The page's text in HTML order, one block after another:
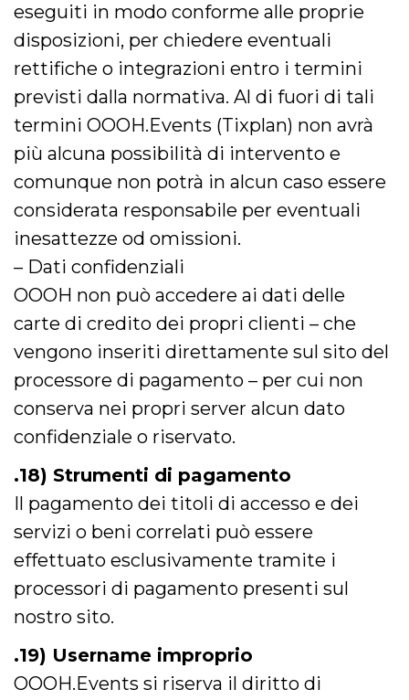
eseguiti in modo conforme alle proprie
disposizioni, per chiedere eventuali
rettifiche o integrazioni entro i termini
previsti dalla normativa. Al di fuori di tali
termini OOOH.Events (Tixplan) non avrà
più alcuna possibilità di intervento e
comunque non potrà in alcun caso essere
considerata responsabile per eventuali
inesattezze od omissioni.
– Dati confidenziali
OOOH non può accedere ai dati delle
carte di credito dei propri clienti – che
vengono inseriti direttamente sul sito del
processore di pagamento – per cui non
conserva nei propri server alcun dato
confidenziale o riservato.
.18) Strumenti di pagamento
Il pagamento dei titoli di accesso e dei
servizi o beni correlati può essere
effettuato esclusivamente tramite i
processori di pagamento presenti sul
nostro sito.
.19) Username improprio
OOOH.Events si riserva il diritto di